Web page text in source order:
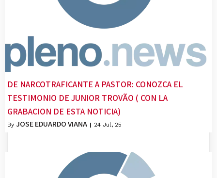
DE NARCOTRAFICANTE A PASTOR: CONOZCA EL
TESTIMONIO DE JUNIOR TROVÃO ( CON LA
GRABACION DE ESTA NOTICIA)
By JOSE EDUARDO VIANA | 24 Jul, 25